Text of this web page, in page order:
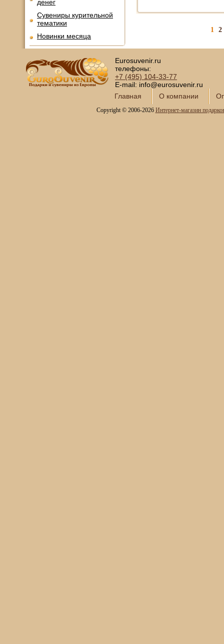
денег
Сувениры курительной
тематики
Новинки месяца
1 2
Eurosuvenir.ru
телефоны:
+7 (495) 104-33-77
E-mail: info@eurosuvenir.ru
Главная
О компании
Copyright © 2006-2026 Интернет-магазин